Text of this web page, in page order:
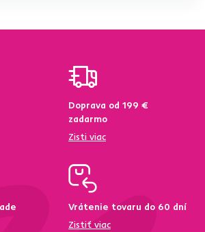
Doprava od 199 €
zadarmo
Zisti viac
Vrátenie tovaru do 60 dní
Zistiť viac